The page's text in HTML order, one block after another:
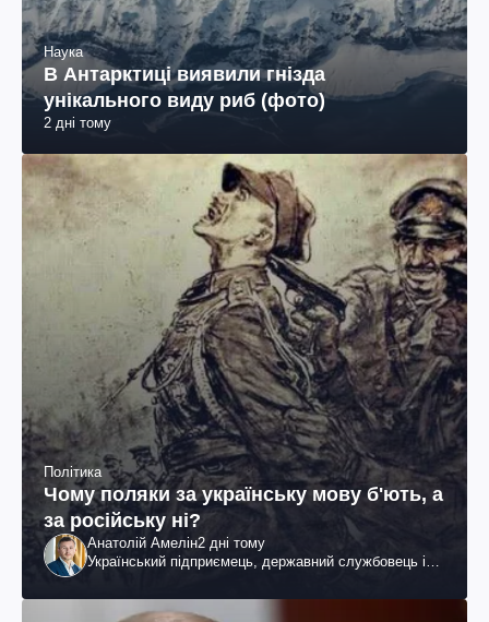
Наука
В Антарктиці виявили гнізда
унікального виду риб (фото)
2 дні тому
Політика
Чому поляки за українську мову б'ють, а
за російську ні?
Анатолій Амелін2 дні тому
Український підприємець, державний службовець і